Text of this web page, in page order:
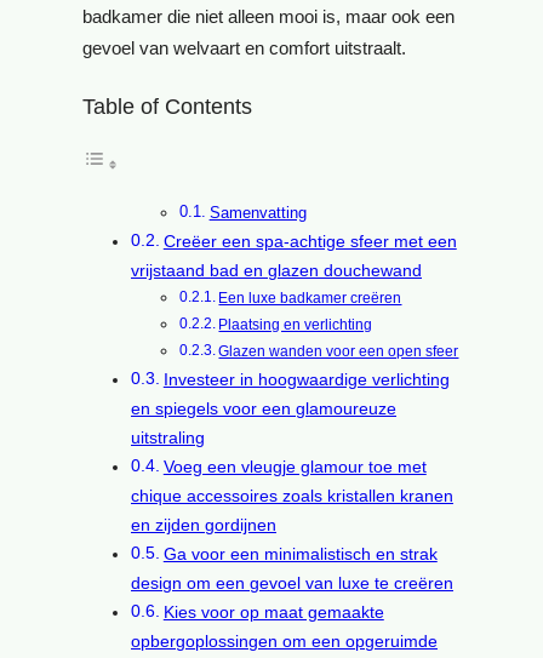
badkamer die niet alleen mooi is, maar ook een
gevoel van welvaart en comfort uitstraalt.
Table of Contents
Samenvatting
Creëer een spa-achtige sfeer met een
vrijstaand bad en glazen douchewand
Een luxe badkamer creëren
Plaatsing en verlichting
Glazen wanden voor een open sfeer
Investeer in hoogwaardige verlichting
en spiegels voor een glamoureuze
uitstraling
Voeg een vleugje glamour toe met
chique accessoires zoals kristallen kranen
en zijden gordijnen
Ga voor een minimalistisch en strak
design om een gevoel van luxe te creëren
Kies voor op maat gemaakte
opbergoplossingen om een opgeruimde